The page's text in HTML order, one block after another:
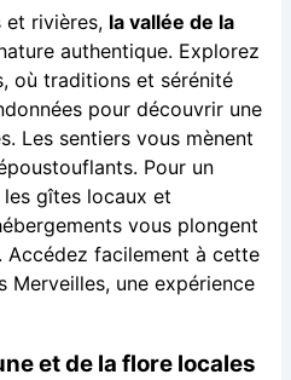
et rivières, la vallée de la
authentique. Explorez
où traditions et sérénité
pour découvrir une
Les sentiers vous mènent
Pour un
gîtes locaux et
vous plongent
facilement à cette
Merveilles, une expérience
et de la flore locales